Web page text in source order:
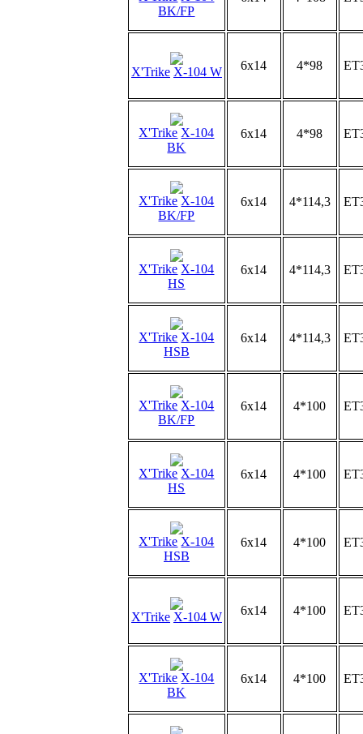
BK/FP
X'Trike X-104 W 6x14 4*98
X'Trike X-104
BK
6x14 4*98
X'Trike X-104
BK/FP
6x14 4*114,3
X'Trike X-104
HS
6x14 4*114,3
X'Trike X-104
HSB
6x14 4*114,3
X'Trike X-104
BK/FP
6x14 4*100
X'Trike X-104
HS
6x14 4*100
X'Trike X-104
HSB
6x14 4*100
X'Trike X-104 W 6x14 4*100
X'Trike X-104
BK
6x14 4*100